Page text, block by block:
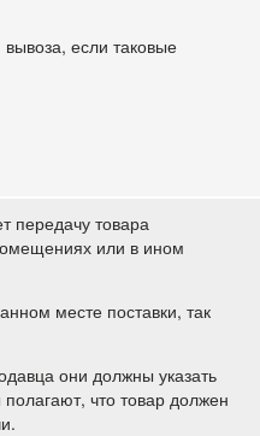
если таковые
передачу товара
или в ином
месте поставки, так
они должны указать
что товар должен